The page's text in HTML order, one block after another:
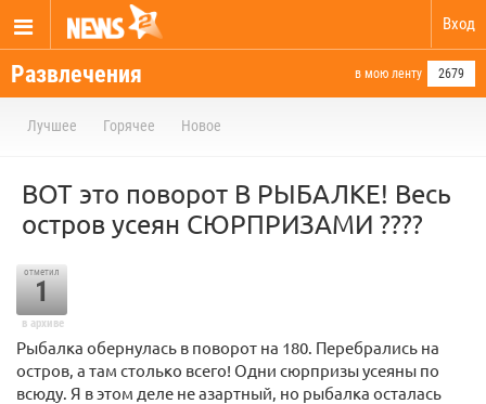
Вход
Развлечения в мою ленту 2679
Лучшее Горячее Новое
ВОТ это поворот В РЫБАЛКЕ! Весь
остров усеян СЮРПРИЗАМИ ????
отметил
1
в архиве
Рыбалка обернулась в поворот на 180. Перебрались на
остров, а там столько всего! Одни сюрпризы усеяны по
всюду. Я в этом деле не азартный, но рыбалка осталась